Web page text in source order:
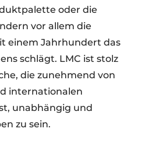
oder die
vor allem die
einem Jahrhundert das
schlägt. LMC ist stolz
die zunehmend von
internationalen
unabhängig und
zu sein.